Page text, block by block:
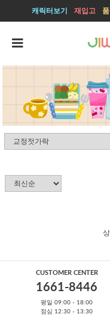
캐릭터보기 재입고
CUSTOMER CENTER
1661-8446
평일 09:00 - 18:00
점심 12:30 - 13:30